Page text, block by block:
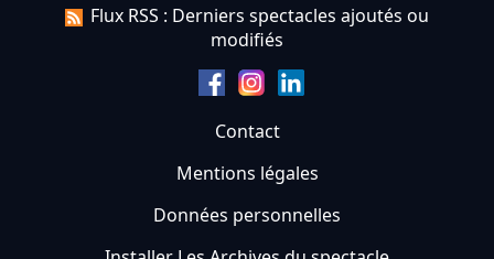
Flux RSS : Derniers spectacles ajoutés ou
modifiés
Contact
Mentions légales
Données personnelles